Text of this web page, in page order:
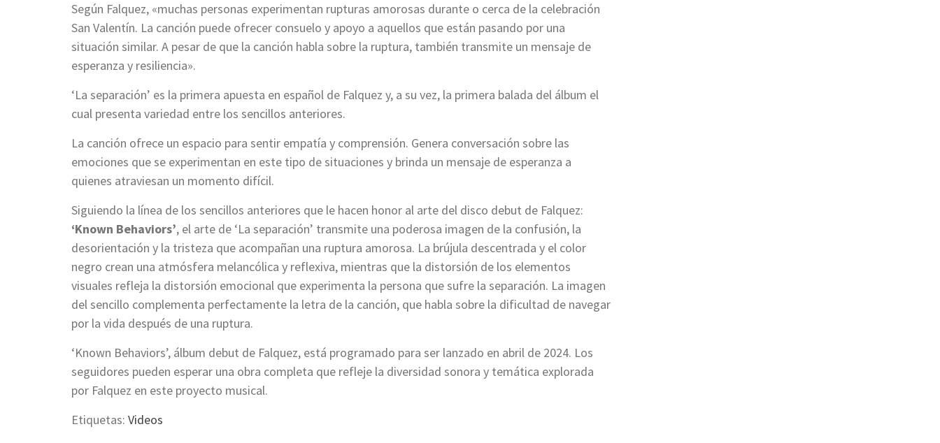
Según Falquez, «muchas personas experimentan rupturas amorosas durante o cerca de la celebración
San Valentín. La canción puede ofrecer consuelo y apoyo a aquellos que están pasando por una
situación similar. A pesar de que la canción habla sobre la ruptura, también transmite un mensaje de
esperanza y resiliencia».
‘La separación’ es la primera apuesta en español de Falquez y, a su vez, la primera balada del álbum el
cual presenta variedad entre los sencillos anteriores.
La canción ofrece un espacio para sentir empatía y comprensión. Genera conversación sobre las
emociones que se experimentan en este tipo de situaciones y brinda un mensaje de esperanza a
quienes atraviesan un momento difícil.
Siguiendo la línea de los sencillos anteriores que le hacen honor al arte del disco debut de Falquez:
‘Known Behaviors’, el arte de ‘La separación’ transmite una poderosa imagen de la confusión, la
desorientación y la tristeza que acompañan una ruptura amorosa. La brújula descentrada y el color
negro crean una atmósfera melancólica y reflexiva, mientras que la distorsión de los elementos
visuales refleja la distorsión emocional que experimenta la persona que sufre la separación. La imagen
del sencillo complementa perfectamente la letra de la canción, que habla sobre la dificultad de navegar
por la vida después de una ruptura.
‘Known Behaviors’, álbum debut de Falquez, está programado para ser lanzado en abril de 2024. Los
seguidores pueden esperar una obra completa que refleje la diversidad sonora y temática explorada
por Falquez en este proyecto musical.
Etiquetas: Videos